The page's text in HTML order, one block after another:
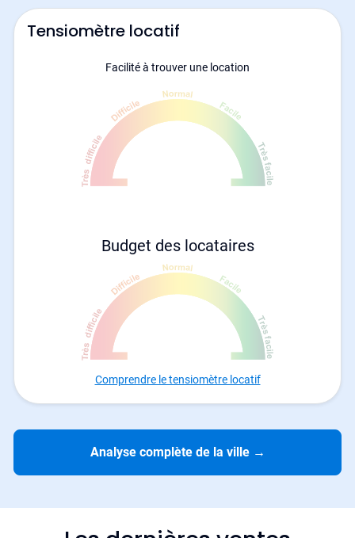
Tensiomètre locatif
Facilité à trouver une location
Budget des locataires
Comprendre le tensiomètre locatif
Analyse complète de la ville →